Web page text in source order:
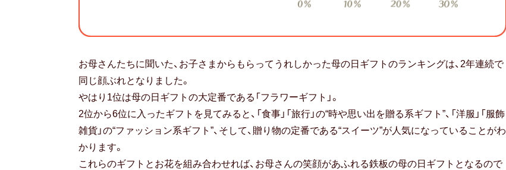
お母さんたちに聞いた、お子さまからもらってうれしかった母の日ギフトのランキングは、2年連続で
同じ顔ぶれとなりました。
やはり1位は母の日ギフトの大定番である「フラワーギフト」。
2位から6位に入ったギフトを見てみると、「食事」「旅行」の“時や思い出を贈る系ギフト”、「洋服」「服飾
雑貨」の“ファッション系ギフト”、そして、贈り物の定番である“スイーツ”が人気になっていることがわ
かります。
これらのギフトとお花を組み合わせれば、お母さんの笑顔があふれる鉄板の母の日ギフトとなるので